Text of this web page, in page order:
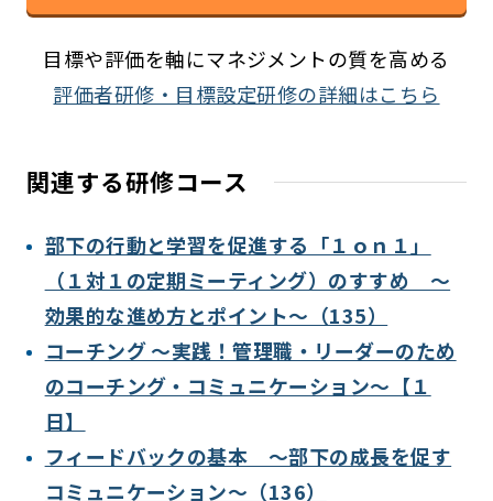
目標や評価を軸にマネジメントの質を高める
評価者研修・目標設定研修の詳細はこちら
関連する研修コース
部下の行動と学習を促進する「１ｏｎ１」
（１対１の定期ミーティング）のすすめ ～
効果的な進め方とポイント～（135）
コーチング ～実践！管理職・リーダーのため
のコーチング・コミュニケーション～【１
日】
フィードバックの基本 ～部下の成長を促す
コミュニケーション～（136）